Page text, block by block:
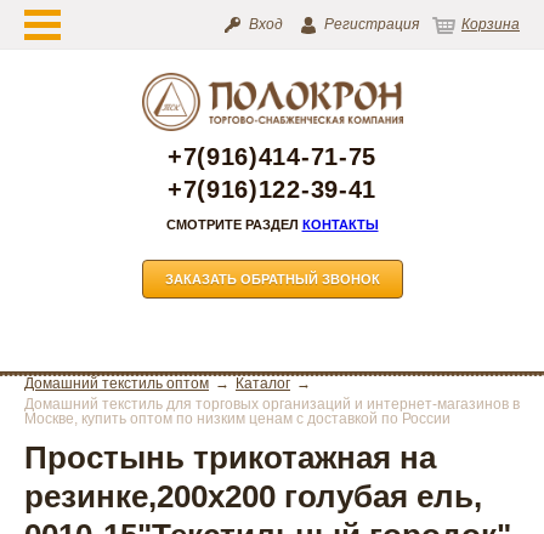
Вход Регистрация Корзина
+7(916)414-71-75
+7(916)122-39-41
СМОТРИТЕ РАЗДЕЛ КОНТАКТЫ
ЗАКАЗАТЬ ОБРАТНЫЙ ЗВОНОК
Домашний текстиль оптом
Каталог
Домашний текстиль для торговых организаций и интернет-магазинов в
Москве, купить оптом по низким ценам с доставкой по России
Простынь трикотажная на
резинке,200х200 голубая ель,